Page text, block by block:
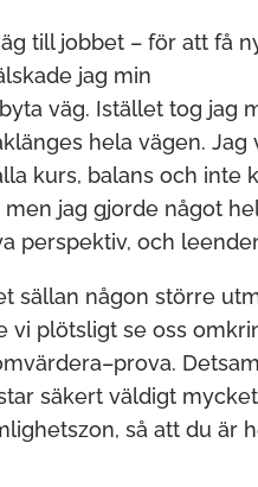
till jobbet – för att få
jag min
väg. Istället tog jag
hela vägen. Jag
kurs, balans och inte
men jag gjorde något
perspektiv, och
sällan någon större
vi plötsligt se oss
säkert väldigt
så att du är